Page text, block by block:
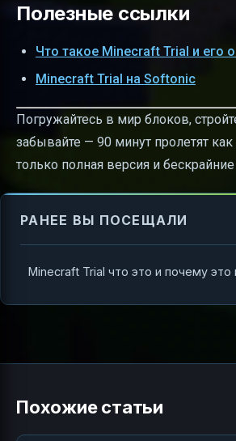
Полезные ссылки
Что такое Minecraft Trial и его
Minecraft Trial на Softonic
Погружайтесь в мир блоков,
забывайте — 90 минут пролетят
только полная версия и
РАНЕЕ ВЫ ПОСЕЩАЛИ
Похожие статьи